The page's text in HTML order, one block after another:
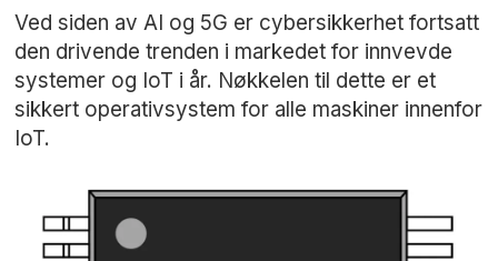
Ved siden av AI og 5G er cybersikkerhet fortsatt
den drivende trenden i markedet for innvevde
systemer og IoT i år. Nøkkelen til dette er et
sikkert operativsystem for alle maskiner innenfor
IoT.